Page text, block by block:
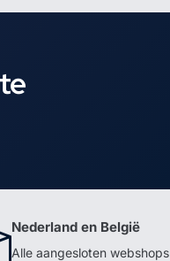
Nederland en België
Alle aangesloten webshops